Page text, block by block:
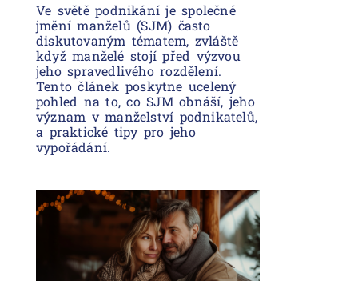
Ve světě podnikání je společné
jmění manželů (SJM) často
diskutovaným tématem, zvláště
když manželé stojí před výzvou
jeho spravedlivého rozdělení.
Tento článek poskytne ucelený
pohled na to, co SJM obnáší, jeho
význam v manželství podnikatelů,
a praktické tipy pro jeho
vypořádání.